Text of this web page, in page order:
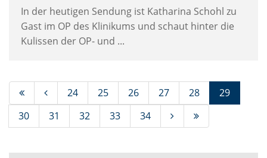
In der heutigen Sendung ist Katharina Schohl zu
Gast im OP des Klinikums und schaut hinter die
Kulissen der OP- und ...
24 25 26 27 28 29
30
31 32 33 34